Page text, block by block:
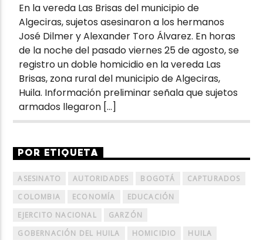
En la vereda Las Brisas del municipio de
Algeciras, sujetos asesinaron a los hermanos
José Dilmer y Alexander Toro Álvarez. En horas
de la noche del pasado viernes 25 de agosto, se
registro un doble homicidio en la vereda Las
Brisas, zona rural del municipio de Algeciras,
Huila. Información preliminar señala que sujetos
armados llegaron […]
POR ETIQUETA
ASESINATO AUTORIDADES BOGOTÁ
CAPTURADOS
COLOMBIA
ECONOMÍA
EDUCACIÓN
EJERCITO NACIONAL
GARZÓN
GOBERNACIÓN DEL HUILA
HOMICIDIO
HUILA